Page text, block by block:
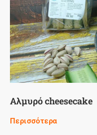
Αλμυρό cheesecake
Περισσότερα